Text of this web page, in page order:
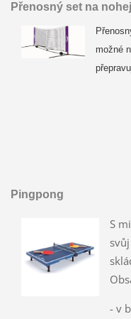
Přenosný set na
možné
Pingpong
S
- v